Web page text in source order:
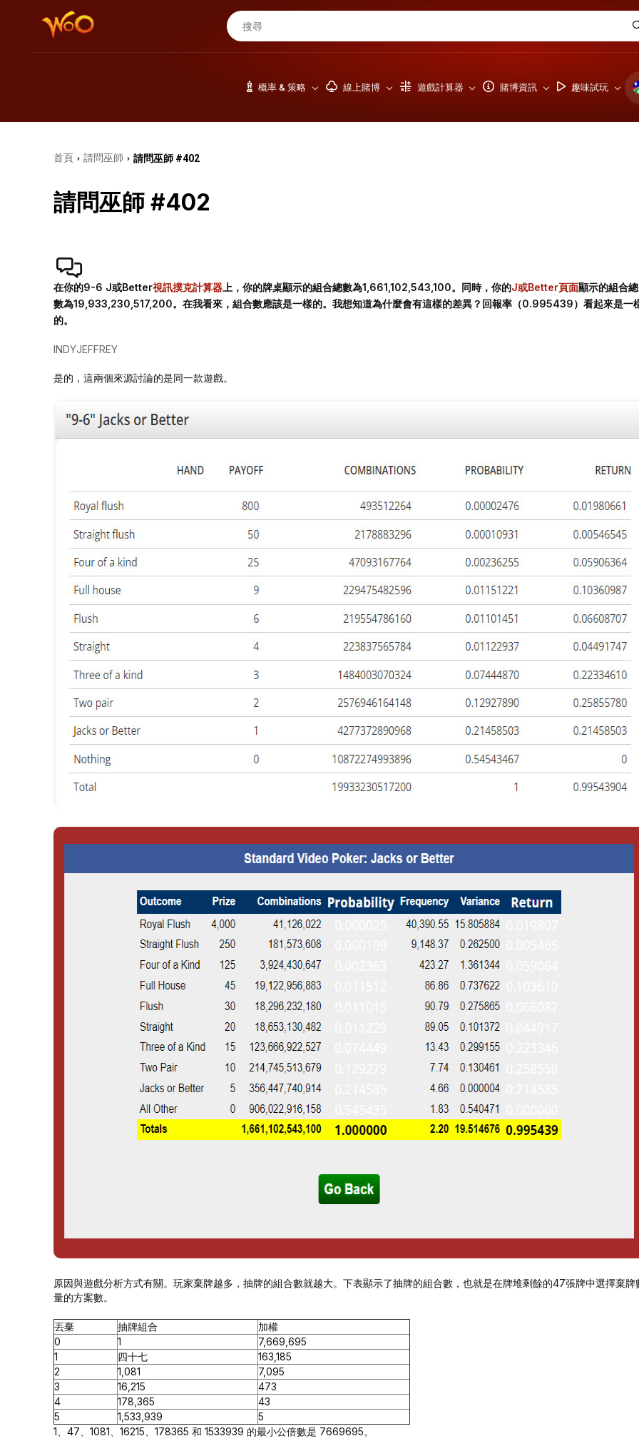
概率 & 策略 線上賭博 遊戲計算器 賭博資訊 趣味試玩
首頁 › 請問巫師 › 請問巫師 #402
請問巫師 #402
在你的9-6 J或Better視訊撲克計算器上，你的牌桌顯示的組合總數為1,661,102,543,100。同時，你的J或Better頁面顯示的組合總
數為19,933,230,517,200。在我看來，組合數應該是一樣的。我想知道為什麼會有這樣的差異？回報率（0.995439）看起來是一
的。
INDYJEFFREY
是的，這兩個來源討論的是同一款遊戲。
原因與遊戲分析方式有關。玩家棄牌越多，抽牌的組合數就越大。下表顯示了抽牌的組合數，也就是在牌堆剩餘的47張牌中選擇棄牌
量的方案數。
丟棄 抽牌組合
加權
0
1
7,669,695
1
四十七
163,185
2
1,081
7,095
3
16,215
473
4
178,365
43
5
1,533,939
5
1、47、1081、16215、178365 和 1533939 的最小公倍數是 7669695。